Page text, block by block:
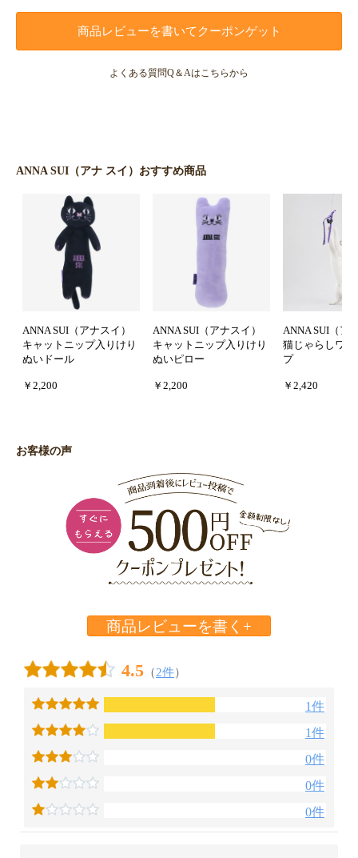
商品レビューを書いてクーポンゲット
よくある質問Q＆Aはこちらから
ANNA SUI（アナ スイ）おすすめ商品
ANNA SUI（アナスイ）
キャットニップ入りけり
ぬいドール
￥2,200
ANNA SUI（アナスイ）
キャットニップ入りけり
ぬいピロー
￥2,200
ANNA SUI（ア
猫じゃらしワ
プ
￥2,420
お客様の声
商品レビューを書く+
4.5 （2件）
1件
1件
0件
0件
0件